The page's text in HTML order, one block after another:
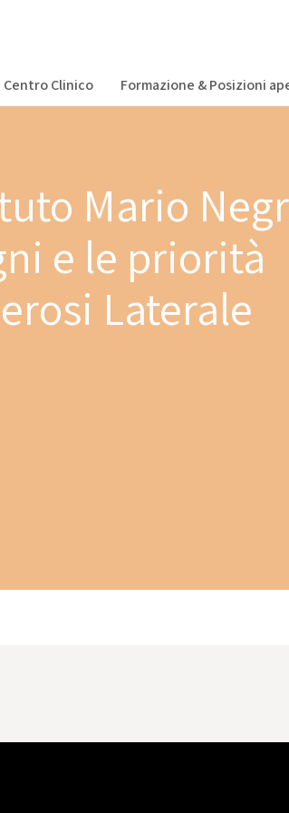
Centro Clinico Formazione & Posizioni
Mario
e le priorità
Laterale